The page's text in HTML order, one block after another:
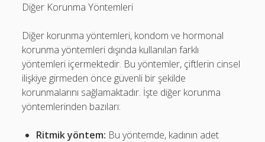
Diğer Korunma Yöntemleri
Diğer korunma yöntemleri, kondom ve hormonal
korunma yöntemleri dışında kullanılan farklı
yöntemleri içermektedir. Bu yöntemler, çiftlerin cinsel
ilişkiye girmeden önce güvenli bir şekilde
korunmalarını sağlamaktadır. İşte diğer korunma
yöntemlerinden bazıları:
Ritmik yöntem: Bu yöntemde, kadının adet